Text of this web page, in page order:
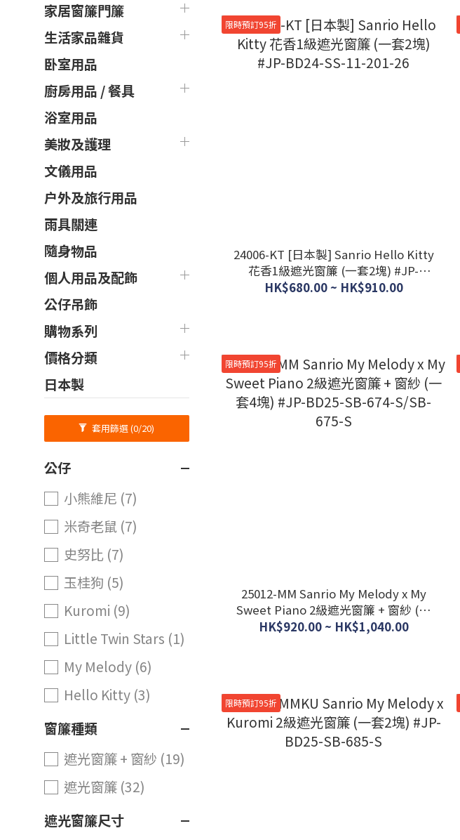
家居窗簾門簾
生活家品雜貨
卧室用品
廚房用品 / 餐具
浴室用品
美妝及護理
文儀用品
户外及旅行用品
雨具關連
隨身物品
個人用品及配飾
公仔吊飾
購物系列
價格分類
日本製
套用篩選(0/20)
公仔
小熊維尼 (7)
米奇老鼠 (7)
史努比 (7)
玉桂狗 (5)
Kuromi (9)
Little Twin Stars (1)
My Melody (6)
Hello Kitty (3)
窗簾種類
遮光窗簾 + 窗紗 (19)
遮光窗簾 (32)
遮光窗簾尺寸
限時預訂95折
24006-KT [日本製] Sanrio Hello Kitty
花香1級遮光窗簾 (一套2塊) #JP-
BD24-SS-11-201-26
HK$680.00 ~ HK$910.00
限時預訂95折
25012-MM Sanrio My Melody x My
Sweet Piano 2級遮光窗簾 + 窗紗 (一
套4塊) #JP-BD25-SB-674-S/SB-675-S
HK$920.00 ~ HK$1,040.00
限時預訂95折